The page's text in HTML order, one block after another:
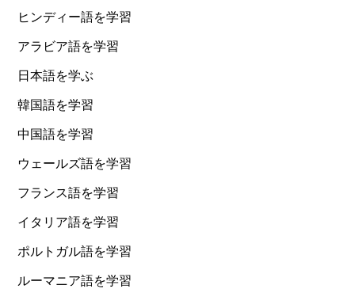
ヒンディー語を学習
アラビア語を学習
日本語を学ぶ
韓国語を学習
中国語を学習
ウェールズ語を学習
フランス語を学習
イタリア語を学習
ポルトガル語を学習
ルーマニア語を学習